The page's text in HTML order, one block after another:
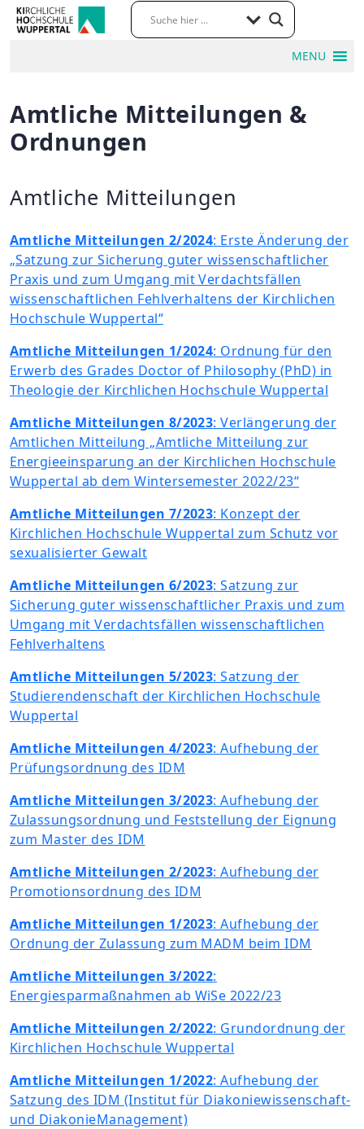
MENU
Amtliche Mitteilungen &
Ordnungen
Amtliche Mitteilungen
Amtliche Mitteilungen 2/2024: Erste Änderung der
„Satzung zur Sicherung guter wissenschaftlicher
Praxis und zum Umgang mit Verdachtsfällen
wissenschaftlichen Fehlverhaltens der Kirchlichen
Hochschule Wuppertal“
Amtliche Mitteilungen 1/2024: Ordnung für den
Erwerb des Grades Doctor of Philosophy (PhD) in
Theologie der Kirchlichen Hochschule Wuppertal
Amtliche Mitteilungen 8/2023: Verlängerung der
Amtlichen Mitteilung „Amtliche Mitteilung zur
Energieeinsparung an der Kirchlichen Hochschule
Wuppertal ab dem Wintersemester 2022/23“
Amtliche Mitteilungen 7/2023: Konzept der
Kirchlichen Hochschule Wuppertal zum Schutz vor
sexualisierter Gewalt
Amtliche Mitteilungen 6/2023: Satzung zur
Sicherung guter wissenschaftlicher Praxis und zum
Umgang mit Verdachtsfällen wissenschaftlichen
Fehlverhaltens
Amtliche Mitteilungen 5/2023: Satzung der
Studierendenschaft der Kirchlichen Hochschule
Wuppertal
Amtliche Mitteilungen 4/2023: Aufhebung der
Prüfungsordnung des IDM
Amtliche Mitteilungen 3/2023: Aufhebung der
Zulassungsordnung und Feststellung der Eignung
zum Master des IDM
Amtliche Mitteilungen 2/2023: Aufhebung der
Promotionsordnung des IDM
Amtliche Mitteilungen 1/2023: Aufhebung der
Ordnung der Zulassung zum MADM beim IDM
Amtliche Mitteilungen 3/2022:
Energiesparmaßnahmen ab WiSe 2022/23
Amtliche Mitteilungen 2/2022: Grundordnung der
Kirchlichen Hochschule Wuppertal
Amtliche Mitteilungen 1/2022: Aufhebung der
Satzung des IDM (Institut für Diakoniewissenschaft-
und DiakonieManagement)